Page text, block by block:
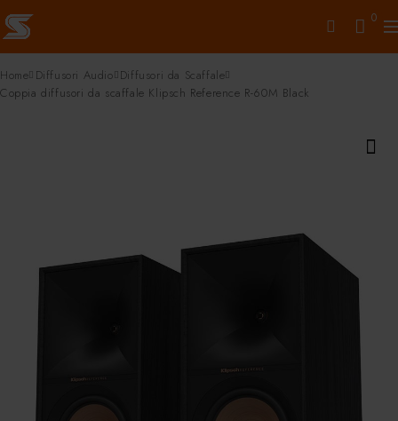
0
Home Diffusori Audio Diffusori da Scaffale
Coppia diffusori da scaffale Klipsch Reference R-60M Black